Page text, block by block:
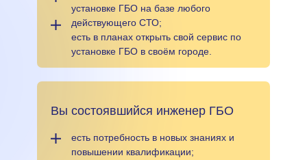
установке ГБО на базе любого
действующего СТО;
есть в планах открыть свой сервис по
установке ГБО в своём городе.
Вы состоявшийся инженер ГБО
есть потребность в новых знаниях и
повышении квалификации;